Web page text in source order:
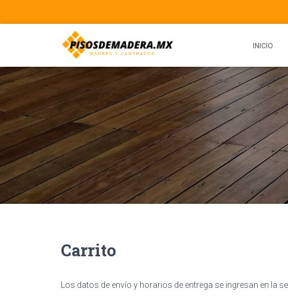
INICIO
Carrito
Los datos de envío y horarios de entrega se ingresan en la